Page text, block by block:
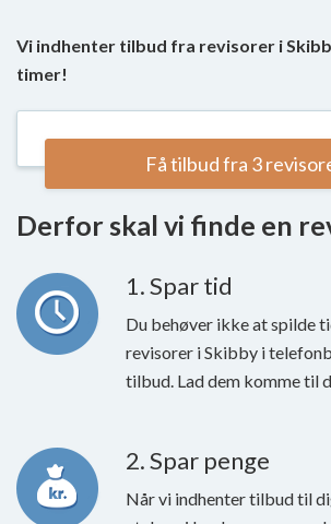
Vi indhenter tilbud fra revisorer i
timer!
Få tilbud fra 3
Derfor skal vi finde en
1. Spar tid
Du behøver ikke at spilde
revisorer i Skibby i
tilbud. Lad dem komme til
2. Spar penge
Når vi indhenter tilbud til